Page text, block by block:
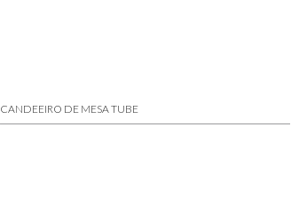
CANDEEIRO DE MESA TUBE